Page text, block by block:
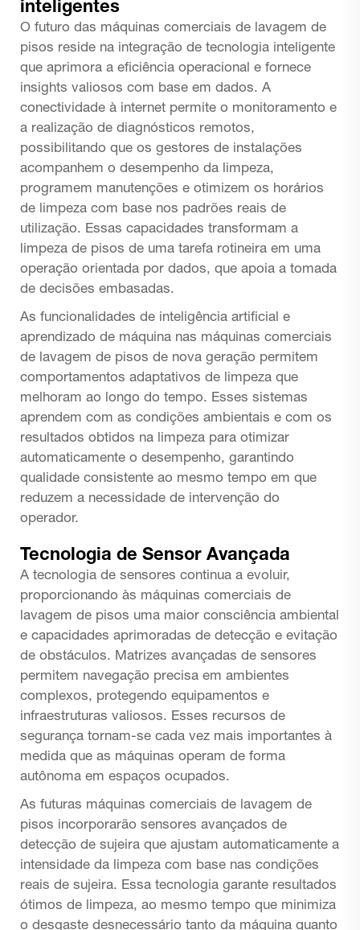
inteligentes
O futuro das máquinas comerciais de lavagem de
pisos reside na integração de tecnologia inteligente
que aprimora a eficiência operacional e fornece
insights valiosos com base em dados. A
conectividade à internet permite o monitoramento e
a realização de diagnósticos remotos,
possibilitando que os gestores de instalações
acompanhem o desempenho da limpeza,
programem manutenções e otimizem os horários
de limpeza com base nos padrões reais de
utilização. Essas capacidades transformam a
limpeza de pisos de uma tarefa rotineira em uma
operação orientada por dados, que apoia a tomada
de decisões embasadas.
As funcionalidades de inteligência artificial e
aprendizado de máquina nas máquinas comerciais
de lavagem de pisos de nova geração permitem
comportamentos adaptativos de limpeza que
melhoram ao longo do tempo. Esses sistemas
aprendem com as condições ambientais e com os
resultados obtidos na limpeza para otimizar
automaticamente o desempenho, garantindo
qualidade consistente ao mesmo tempo em que
reduzem a necessidade de intervenção do
operador.
Tecnologia de Sensor Avançada
A tecnologia de sensores continua a evoluir,
proporcionando às máquinas comerciais de
lavagem de pisos uma maior consciência ambiental
e capacidades aprimoradas de detecção e evitação
de obstáculos. Matrizes avançadas de sensores
permitem navegação precisa em ambientes
complexos, protegendo equipamentos e
infraestruturas valiosos. Esses recursos de
segurança tornam-se cada vez mais importantes à
medida que as máquinas operam de forma
autônoma em espaços ocupados.
As futuras máquinas comerciais de lavagem de
pisos incorporarão sensores avançados de
detecção de sujeira que ajustam automaticamente a
intensidade da limpeza com base nas condições
reais de sujeira. Essa tecnologia garante resultados
ótimos de limpeza, ao mesmo tempo que minimiza
o desgaste desnecessário tanto da máquina quanto